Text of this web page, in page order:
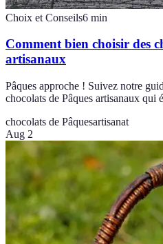
Choix et Conseils6 min
Comment bien choisir des
artisanaux
Pâques approche ! Suivez notre
chocolats de Pâques artisanaux qui
chocolats de Pâquesartisanat
Aug 2